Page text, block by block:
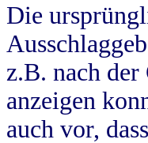
Die
z.B. nach
anzeigen
auch vor,